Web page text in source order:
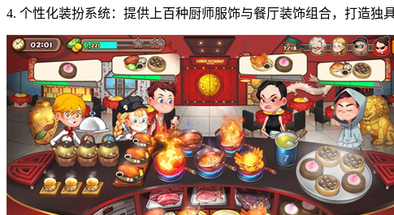
4. 个性化装扮系统：提供上百种厨师服饰与餐厅装饰组合，打造独